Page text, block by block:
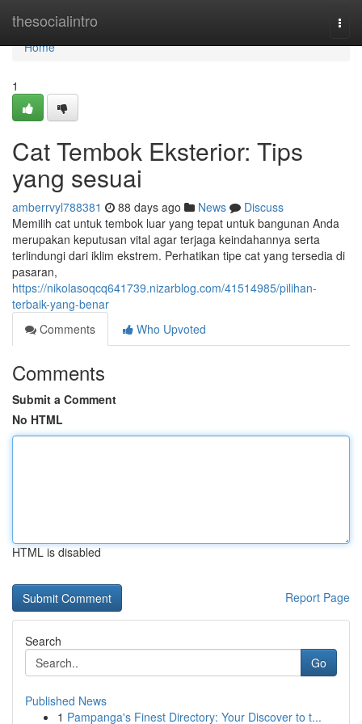
thesocialintro
Home
Home
1
Cat Tembok Eksterior: Tips
yang sesuai
amberrvyl788381 88 days ago News
Discuss
Memilih cat untuk tembok luar yang tepat untuk bangunan Anda
merupakan keputusan vital agar terjaga keindahannya serta
terlindungi dari iklim ekstrem. Perhatikan tipe cat yang tersedia di
pasaran,
https://nikolasoqcq641739.nizarblog.com/41514985/pilihan-
terbaik-yang-benar
Comments
Who Upvoted
Comments
Submit a Comment
No HTML
HTML is disabled
Report Page
Search
Go
Published News
1 Pampanga's Finest Directory: Your Discover to t...